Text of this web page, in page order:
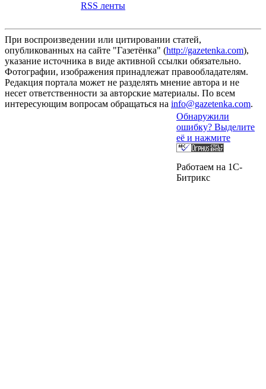
RSS ленты
При воспроизведении или цитировании статей,
опубликованных на сайте "Газетёнка" (http://gazetenka.com),
указание источника в виде активной ссылки обязательно.
Фотографии, изображения принадлежат правообладателям.
Редакция портала может не разделять мнение автора и не
несет ответственности за авторские материалы. По всем
интересующим вопросам обращаться на info@gazetenka.com.
Обнаружили
ошибку? Выделите
её и нажмите
Работаем на 1C-
Битрикс